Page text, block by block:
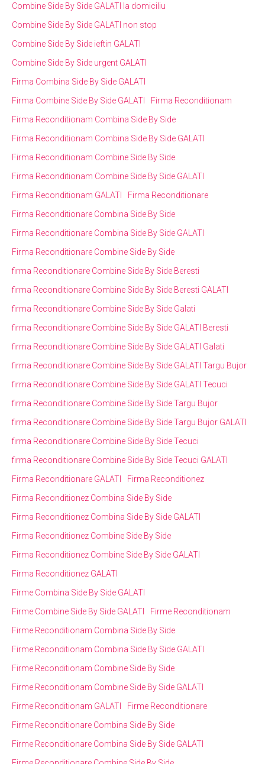
Combine Side By Side GALATI la domiciliu
Combine Side By Side GALATI non stop
Combine Side By Side ieftin GALATI
Combine Side By Side urgent GALATI
Firma Combina Side By Side GALATI
Firma Combine Side By Side GALATI
Firma Reconditionam
Firma Reconditionam Combina Side By Side
Firma Reconditionam Combina Side By Side GALATI
Firma Reconditionam Combine Side By Side
Firma Reconditionam Combine Side By Side GALATI
Firma Reconditionam GALATI
Firma Reconditionare
Firma Reconditionare Combina Side By Side
Firma Reconditionare Combina Side By Side GALATI
Firma Reconditionare Combine Side By Side
firma Reconditionare Combine Side By Side Beresti
firma Reconditionare Combine Side By Side Beresti GALATI
firma Reconditionare Combine Side By Side Galati
firma Reconditionare Combine Side By Side GALATI Beresti
firma Reconditionare Combine Side By Side GALATI Galati
firma Reconditionare Combine Side By Side GALATI Targu Bujor
firma Reconditionare Combine Side By Side GALATI Tecuci
firma Reconditionare Combine Side By Side Targu Bujor
firma Reconditionare Combine Side By Side Targu Bujor GALATI
firma Reconditionare Combine Side By Side Tecuci
firma Reconditionare Combine Side By Side Tecuci GALATI
Firma Reconditionare GALATI
Firma Reconditionez
Firma Reconditionez Combina Side By Side
Firma Reconditionez Combina Side By Side GALATI
Firma Reconditionez Combine Side By Side
Firma Reconditionez Combine Side By Side GALATI
Firma Reconditionez GALATI
Firme Combina Side By Side GALATI
Firme Combine Side By Side GALATI
Firme Reconditionam
Firme Reconditionam Combina Side By Side
Firme Reconditionam Combina Side By Side GALATI
Firme Reconditionam Combine Side By Side
Firme Reconditionam Combine Side By Side GALATI
Firme Reconditionam GALATI
Firme Reconditionare
Firme Reconditionare Combina Side By Side
Firme Reconditionare Combina Side By Side GALATI